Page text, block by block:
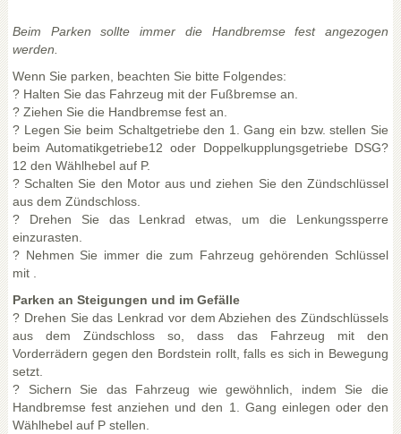
Beim Parken sollte immer die Handbremse fest angezogen
werden.
Wenn Sie parken, beachten Sie bitte Folgendes:
? Halten Sie das Fahrzeug mit der Fußbremse an.
? Ziehen Sie die Handbremse fest an.
? Legen Sie beim Schaltgetriebe den 1. Gang ein bzw. stellen Sie
beim Automatikgetriebe12 oder Doppelkupplungsgetriebe DSG?
12 den Wählhebel auf P.
? Schalten Sie den Motor aus und ziehen Sie den Zündschlüssel
aus dem Zündschloss.
? Drehen Sie das Lenkrad etwas, um die Lenkungssperre
einzurasten.
? Nehmen Sie immer die zum Fahrzeug gehörenden Schlüssel
mit .
Parken an Steigungen und im Gefälle
? Drehen Sie das Lenkrad vor dem Abziehen des Zündschlüssels
aus dem Zündschloss so, dass das Fahrzeug mit den
Vorderrädern gegen den Bordstein rollt, falls es sich in Bewegung
setzt.
? Sichern Sie das Fahrzeug wie gewöhnlich, indem Sie die
Handbremse fest anziehen und den 1. Gang einlegen oder den
Wählhebel auf P stellen.